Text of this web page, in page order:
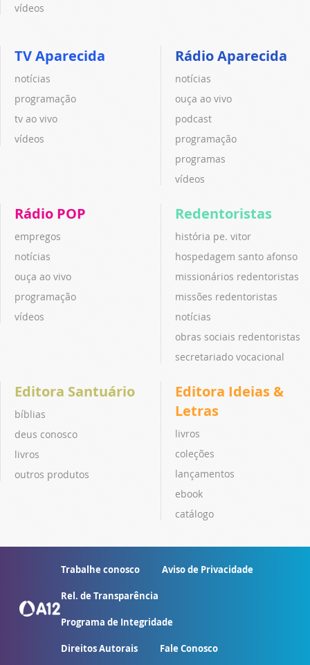
vídeos
TV Aparecida
notícias
programação
tv ao vivo
vídeos
Rádio Aparecida
notícias
ouça ao vivo
podcast
programação
programas
vídeos
Rádio POP
empregos
notícias
ouça ao vivo
programação
vídeos
Redentoristas
história pe. vitor
hospedagem santo afonso
missionários redentoristas
missões redentoristas
notícias
obras sociais redentoristas
secretariado vocacional
Editora Santuário
bíblias
deus conosco
livros
outros produtos
Editora Ideias &
Letras
livros
coleções
lançamentos
ebook
catálogo
Trabalhe conosco Aviso de Privacidade
Rel. de Transparência
Programa de Integridade
Direitos Autorais Fale Conosco